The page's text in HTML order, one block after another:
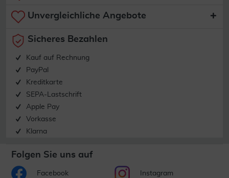
Unvergleichliche Angebote
Sicheres Bezahlen
Kauf auf Rechnung
PayPal
Kreditkarte
SEPA-Lastschrift
Apple Pay
Vorkasse
Klarna
Folgen Sie uns auf
Facebook Instagram